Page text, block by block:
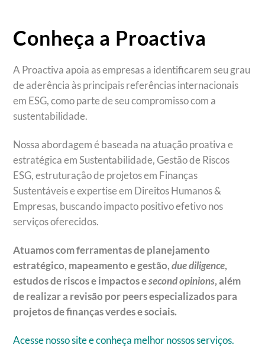
Conheça a Proactiva
A Proactiva apoia as empresas a identificarem seu grau
de aderência às principais referências internacionais
em ESG, como parte de seu compromisso com a
sustentabilidade.
Nossa abordagem é baseada na atuação proativa e
estratégica em Sustentabilidade, Gestão de Riscos
ESG, estruturação de projetos em Finanças
Sustentáveis e expertise em Direitos Humanos &
Empresas, buscando impacto positivo efetivo nos
serviços oferecidos.
Atuamos com ferramentas de planejamento
estratégico, mapeamento e gestão,due diligence,
estudos de riscos e impactos esecond opinions, além
de realizar a revisão por peers especializados para
projetos de finanças verdes e sociais.
Acesse nosso site e conheça melhor nossos serviços.